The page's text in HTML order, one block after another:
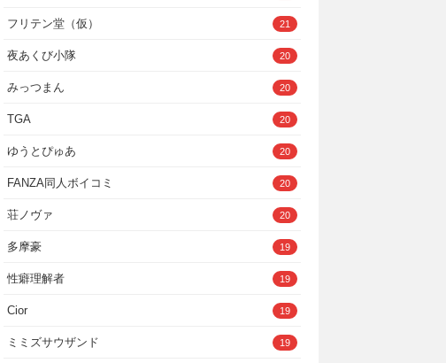
フリテン堂（仮） 21
夜あくび小隊 20
みっつまん 20
TGA 20
ゆうとぴゅあ 20
FANZA同人ボイコミ 20
荘ノヴァ 20
多摩豪 19
性癖理解者 19
Cior 19
ミミズサウザンド 19